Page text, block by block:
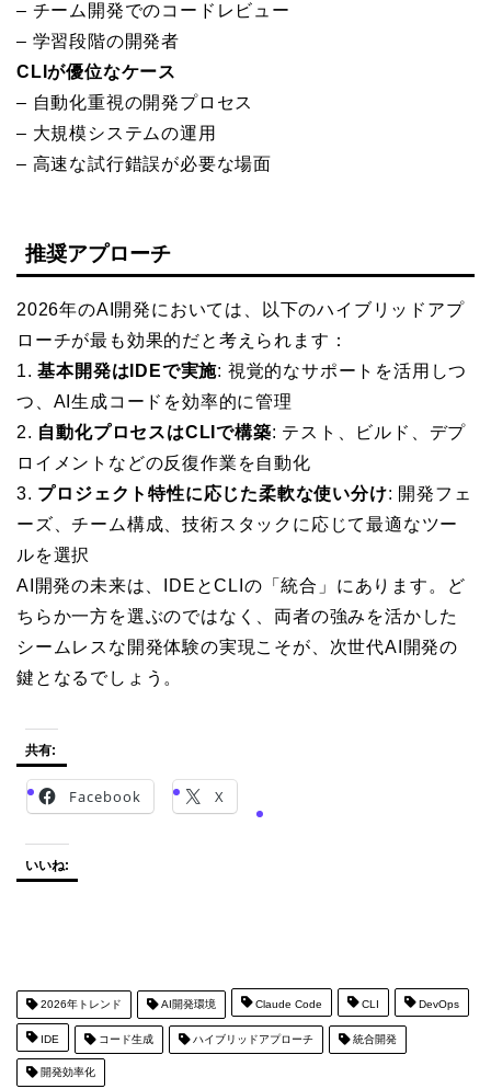
– チーム開発でのコードレビュー
– 学習段階の開発者
CLIが優位なケース
– 自動化重視の開発プロセス
– 大規模システムの運用
– 高速な試行錯誤が必要な場面
推奨アプローチ
2026年のAI開発においては、以下のハイブリッドアプ
ローチが最も効果的だと考えられます：
1.基本開発はIDEで実施: 視覚的なサポートを活用しつ
つ、AI生成コードを効率的に管理
2. 自動化プロセスはCLIで構築: テスト、ビルド、デプ
ロイメントなどの反復作業を自動化
3. プロジェクト特性に応じた柔軟な使い分け: 開発フェ
ーズ、チーム構成、技術スタックに応じて最適なツー
ルを選択
AI開発の未来は、IDEとCLIの「統合」にあります。ど
ちらか一方を選ぶのではなく、両者の強みを活かした
シームレスな開発体験の実現こそが、次世代AI開発の
鍵となるでしょう。
共有:
Facebook X
いいね:
2026年トレンド AI開発環境 Claude Code CLI DevOps
IDE コード生成 ハイブリッドアプローチ 統合開発
開発効率化